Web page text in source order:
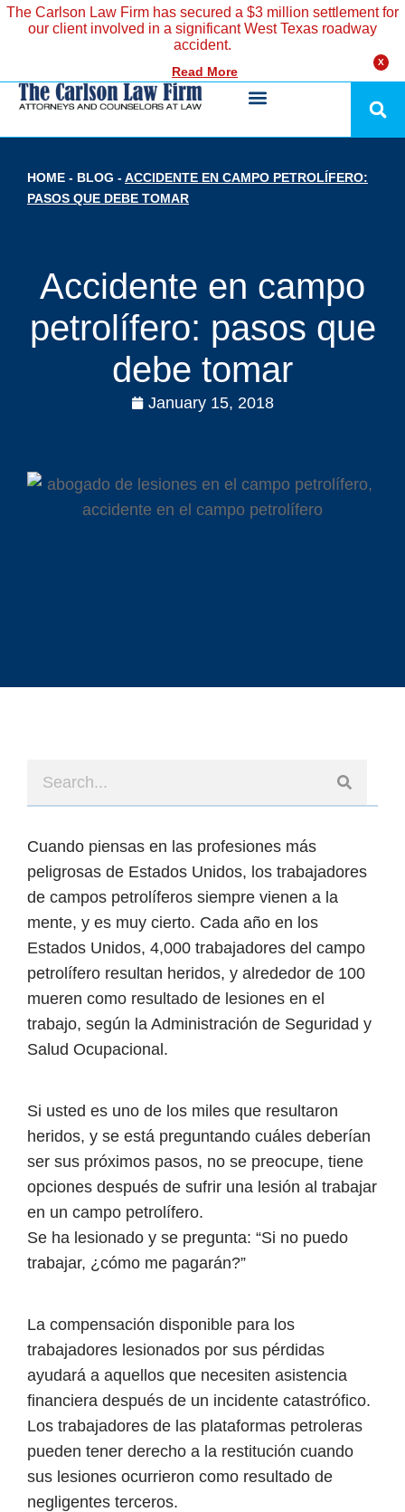
X
The Carlson Law Firm has secured a $3 million settlement for
our client involved in a significant West Texas roadway
accident.
Read More
HOME - BLOG -ACCIDENTE EN CAMPO PETROLÍFERO:
PASOS QUE DEBE TOMAR
Accidente en campo
petrolífero: pasos que
debe tomar
January 15, 2018
Cuando piensas en las profesiones más
peligrosas de Estados Unidos, los trabajadores
de campos petrolíferos siempre vienen a la
mente, y es muy cierto. Cada año en los
Estados Unidos, 4,000 trabajadores del campo
petrolífero resultan heridos, y alrededor de 100
mueren como resultado de lesiones en el
trabajo, según la Administración de Seguridad y
Salud Ocupacional.
Si usted es uno de los miles que resultaron
heridos, y se está preguntando cuáles deberían
ser sus próximos pasos, no se preocupe, tiene
opciones después de sufrir una lesión al trabajar
en un campo petrolífero.
Se ha lesionado y se pregunta: “Si no puedo
trabajar, ¿cómo me pagarán?”
La compensación disponible para los
trabajadores lesionados por sus pérdidas
ayudará a aquellos que necesiten asistencia
financiera después de un incidente catastrófico.
Los trabajadores de las plataformas petroleras
pueden tener derecho a la restitución cuando
sus lesiones ocurrieron como resultado de
negligentes terceros.